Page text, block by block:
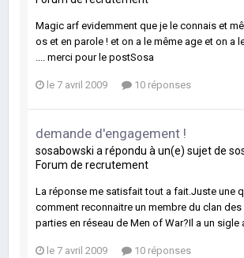
Magic arf evidemment que je le connais et
os et en parole ! et on a le même age et on a
.... merci pour le postSosa
le 7 avril 2009 10 réponses
demande d'engagement !
sosabowski a répondu à un(e) sujet de
Forum de recrutement
La réponse me satisfait tout a fait.Juste une
comment reconnaitre un membre du clan
parties en réseau de Men of War?Il a un sigle
le 7 avril 2009 10 réponses